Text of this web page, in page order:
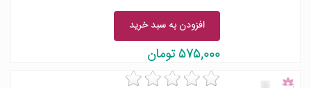
افزودن به سبد خرید
575,000 تومان